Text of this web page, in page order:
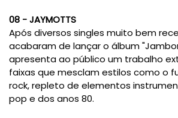
08 - JAYMOTTS
Após diversos singles muito bem
acabaram de lançar o álbum
apresenta ao público um trabalho
faixas que mesclam estilos como o
rock, repleto de elementos
pop e dos anos 80.